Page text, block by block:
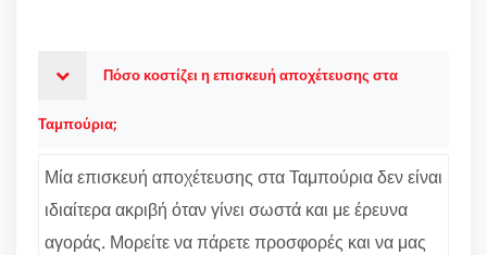
Πόσο κοστίζει η επισκευή αποχέτευσης στα
Ταμπούρια;
Μία επισκευή αποχέτευσης στα Ταμπούρια δεν είναι
ιδιαίτερα ακριβή όταν γίνει σωστά και με έρευνα
αγοράς. Μορείτε να πάρετε προσφορές και να μας